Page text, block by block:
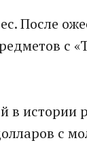
После
с
в истории
с